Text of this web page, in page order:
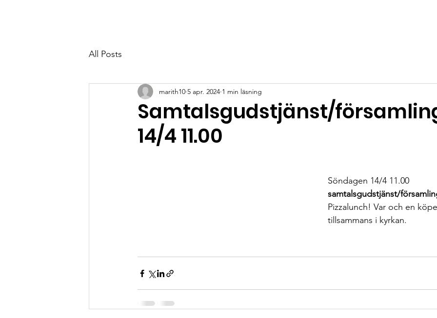
All Posts
Samtalsgudstjänst/
14/4 11.00
marith10 5 apr. 2024 1 min läsning
Söndagen 14/4 11.00
samtalsgudstjänst/
Pizzalunch! Var och en
tillsammans i kyrkan.